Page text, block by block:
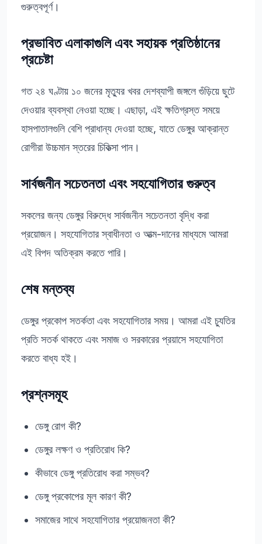
গুরুত্বপূর্ণ।
প্রভাবিত এলাকাগুলি এবং সহায়ক প্রতিষ্ঠানের
প্রচেষ্টা
গত ২৪ ঘণ্টায় ১০ জনের মৃত্যুর খবর দেশব্যাপী জঙ্গলে গুঁড়িয়ে ছুটে
দেওয়ার ব্যবস্থা নেওয়া হচ্ছে। এছাড়া, এই ক্ষতিগ্রস্ত সময়ে
হাসপাতালগুলি বেশি প্রাধান্য দেওয়া হচ্ছে, যাতে ডেঙ্গুর আক্রান্ত
রোগীরা উচ্চমান স্তরের চিকিত্সা পান।
সার্বজনীন সচেতনতা এবং সহযোগিতার গুরুত্ব
সকলের জন্য ডেঙ্গুর বিরুদ্ধে সার্বজনীন সচেতনতা বৃদ্ধি করা
প্রয়োজন। সহযোগিতার স্বাধীনতা ও আত্ম-দানের মাধ্যমে আমরা
এই বিপদ অতিক্রম করতে পারি।
শেষ মন্তব্য
ডেঙ্গুর প্রকোপ সতর্কতা এবং সহযোগিতার সময়। আমরা এই চ্যুতির
প্রতি সতর্ক থাকতে এবং সমাজ ও সরকারের প্রয়াসে সহযোগিতা
করতে বাধ্য হই।
প্রশ্নসমূহ
ডেঙ্গু রোগ কী?
ডেঙ্গুর লক্ষণ ও প্রতিরোধ কি?
কীভাবে ডেঙ্গু প্রতিরোধ করা সম্ভব?
ডেঙ্গু প্রকোপের মূল কারণ কী?
সমাজের সাথে সহযোগিতার প্রয়োজনতা কী?